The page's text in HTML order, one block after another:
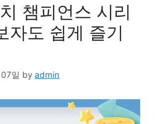
챔피언스 시리
자도 쉽게 즐기
일 by admin